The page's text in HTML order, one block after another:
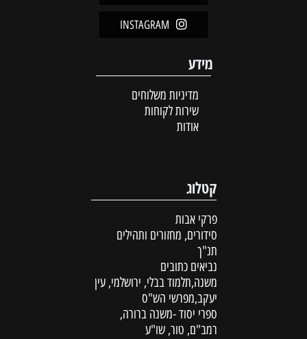
INSTAGRAM
מידע
מדיניות משלוחים
שירות לקוחות
אודות
קטלוג
פרקי אבות
סידורים, מחזורים ותהילים
תנ"ך
נביאים כתובים
משנה,תלמוד בבלי, ירושלמי, עין
יעקב,מפרשי הש"ס
ספרי יסוד -משנה ברורה,
רמב"ם, טור, שו"ע